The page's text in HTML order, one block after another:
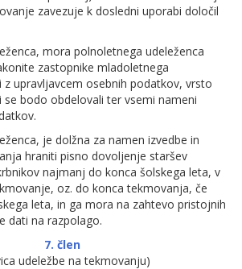
zavezuje k dosledni uporabi določil
mora polnoletnega udeleženca
zastopnike mladoletnega
z upravljavcem osebnih podatkov, vrsto
bodo obdelovali ter vsemi nameni
je dolžna za namen izvedbe in
hraniti pisno dovoljenje staršev
najmanj do konca šolskega leta, v
oz. do konca tekmovanja, če
leta, in ga mora na zahtevo pristojnih
dati na razpolago.
7. člen
udeležbe na tekmovanju)